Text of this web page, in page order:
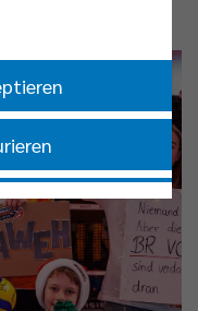
akzeptieren